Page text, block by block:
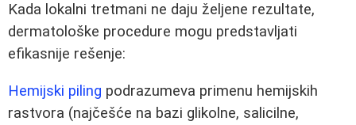
Kada lokalni tretmani ne daju željene rezultate,
dermatološke procedure mogu predstavljati
efikasnije rešenje:
Hemijski piling podrazumeva primenu hemijskih
rastvora (najčešće na bazi glikolne, salicilne,